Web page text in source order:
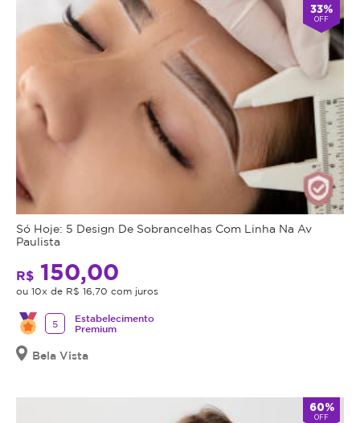
33%
OFF
Só Hoje: 5 Design De Sobrancelhas Com Linha Na Av
Paulista
R$ 150,00
ou 10x de R$ 16,70 com juros
5
Estabelecimento
Premium
Bela Vista
60%
OFF